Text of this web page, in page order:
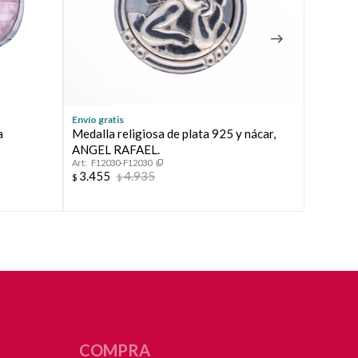
Envío gratis
Medalla religiosa de plata 925 y nácar,
ANGEL RAFAEL.
F12030-F12030
$ 3.455 $4.935
COMPRA